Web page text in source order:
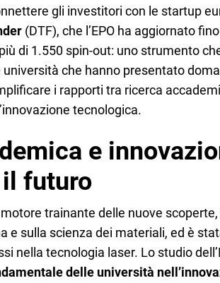
gli investitori con le startup
(DTF), che l’EPO ha aggiornato
di 1.550 spin-out: uno strumento
che hanno presentato
i rapporti tra ricerca
tecnologica.
e
futuro
trainante delle nuove
e sulla scienza dei materiali, ed è
nella tecnologia laser. Lo studio
delle università